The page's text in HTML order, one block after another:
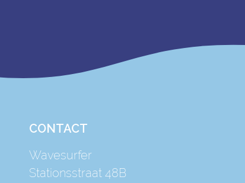
CONTACT
Wavesurfer
Stationsstraat 48B